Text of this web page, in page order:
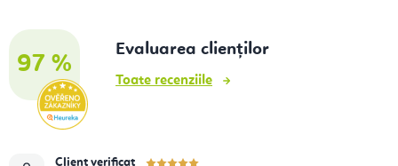
97 %
Evaluarea clienților
Toate recenziile
Client verificat